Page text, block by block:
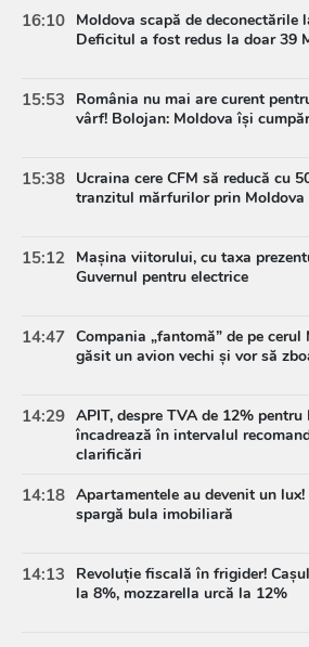
16:10 Moldova scapă de deconectările
Deficitul a fost redus la doar 39
15:53
România nu mai are curent
vârf! Bolojan: Moldova își
15:38 Ucraina cere CFM să reducă cu
tranzitul mărfurilor prin Moldova
15:12 Mașina viitorului, cu taxa
Guvernul pentru electrice
14:47 Compania „fantomă” de pe
găsit un avion vechi și vor să
14:29 APIT, despre TVA de 12% pentru
încadrează în intervalul
clarificări
14:18 Apartamentele au devenit un
spargă bula imobiliară
14:13
Revoluție fiscală în frigider!
la 8%, mozzarella urcă la 12%